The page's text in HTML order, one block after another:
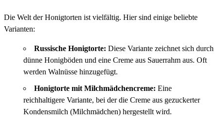
Die Welt der Honigtorten ist vielfältig. Hier sind einige beliebte
Varianten:
Russische Honigtorte: Diese Variante zeichnet sich durch
dünne Honigböden und eine Creme aus Sauerrahm aus. Oft
werden Walnüsse hinzugefügt.
Honigtorte mit Milchmädchencreme: Eine
reichhaltigere Variante, bei der die Creme aus gezuckerter
Kondensmilch (Milchmädchen) hergestellt wird.